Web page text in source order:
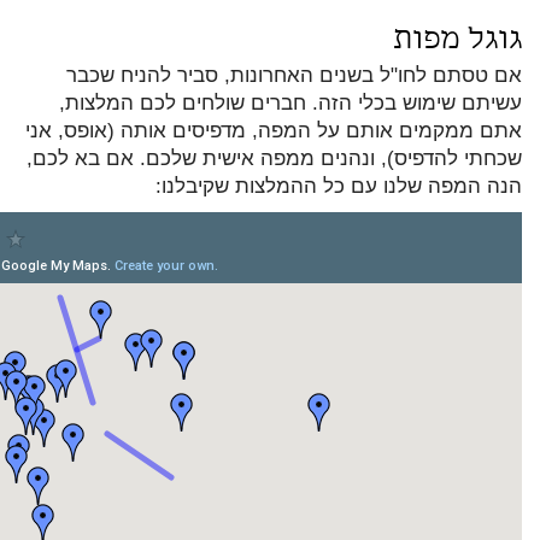
גוגל מפות
אם טסתם לחו"ל בשנים האחרונות, סביר להניח שכבר
עשיתם שימוש בכלי הזה. חברים שולחים לכם המלצות,
אתם ממקמים אותם על המפה, מדפיסים אותה (אופס, אני
שכחתי להדפיס), ונהנים ממפה אישית שלכם. אם בא לכם,
הנה המפה שלנו עם כל ההמלצות שקיבלנו: